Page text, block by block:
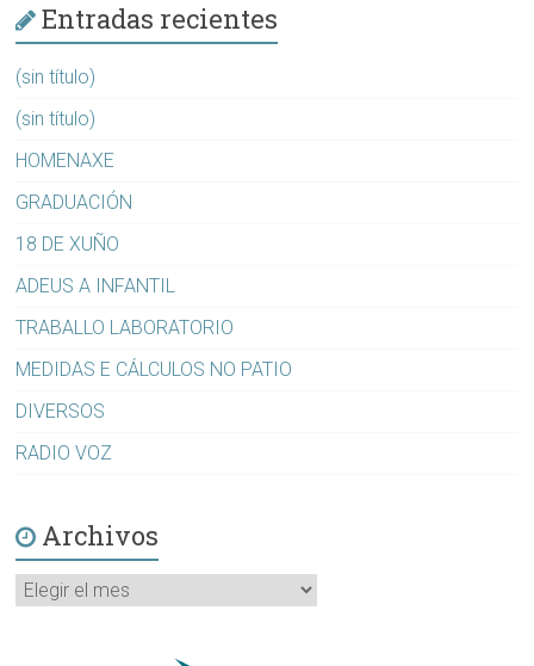
Entradas recientes
(sin título)
(sin título)
HOMENAXE
GRADUACIÓN
18 DE XUÑO
ADEUS A INFANTIL
TRABALLO LABORATORIO
MEDIDAS E CÁLCULOS NO PATIO
DIVERSOS
RADIO VOZ
Archivos
Archivos